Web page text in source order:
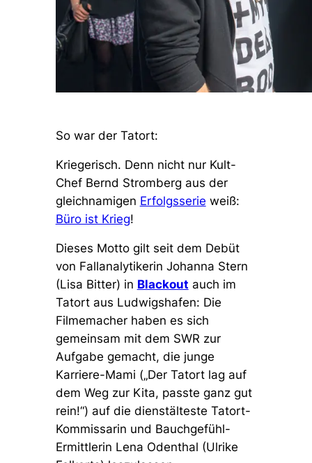
So war der Tatort:
Kriegerisch. Denn nicht nur Kult-
Chef Bernd Stromberg aus der
gleichnamigen Erfolgsserie weiß:
Büro ist Krieg!
Dieses Motto gilt seit dem Debüt
von Fallanalytikerin Johanna Stern
(Lisa Bitter) in Blackout auch im
Tatort aus Ludwigshafen: Die
Filmemacher haben es sich
gemeinsam mit dem SWR zur
Aufgabe gemacht, die junge
Karriere-Mami („Der Tatort lag auf
dem Weg zur Kita, passte ganz gut
rein!“) auf die dienstälteste Tatort-
Kommissarin und Bauchgefühl-
Ermittlerin Lena Odenthal (Ulrike